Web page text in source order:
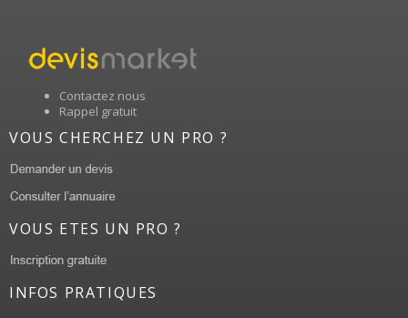
Contactez nous
Rappel gratuit
VOUS CHERCHEZ UN PRO ?
VOUS ETES UN PRO ?
INFOS PRATIQUES